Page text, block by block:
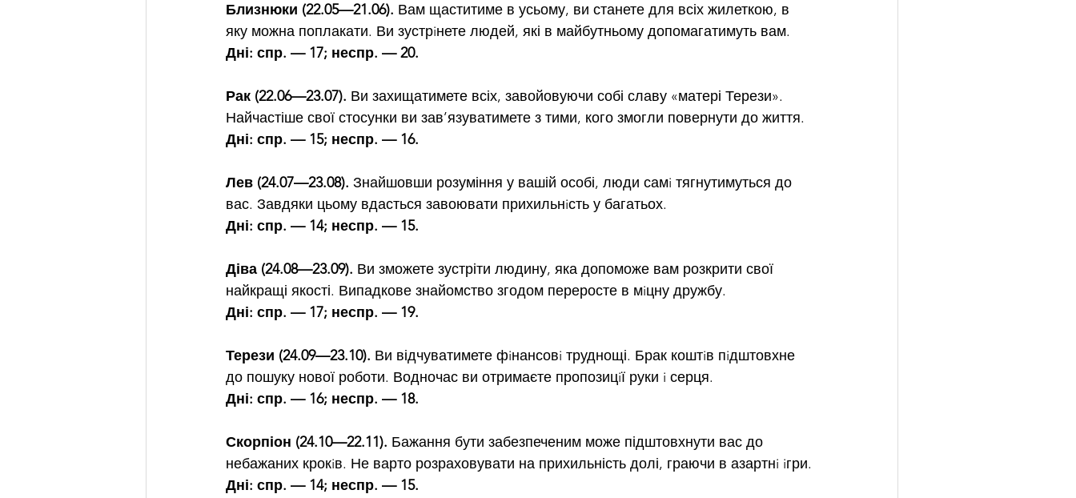
Близнюки (22.05—21.06). Вам щаститиме в усьому, ви станете для всіх жилеткою, в
яку можна поплакати. Ви зустрiнете людей, які в майбутньому допомагатимуть вам.
Дні: спр. — 17; неспр. — 20.
Рак (22.06—23.07). Ви захищатимете всіх, завойовуючи собі славу «матері Терези».
Найчастіше свої стосунки ви зав’язуватимете з тими, кого змогли повернути до життя.
Дні: спр. — 15; неспр. — 16.
Лев (24.07—23.08). Знайшовши розуміння у вашій особі, люди самi тягнутимуться до
вас. Завдяки цьому вдасться завоювати прихильнiсть у багатьох.
Дні: спр. — 14; неспр. — 15.
Діва (24.08—23.09). Ви зможете зустріти людину, яка допоможе вам розкрити свої
найкращі якості. Випадкове знайомство згодом переросте в мiцну дружбу.
Дні: спр. — 17; неспр. — 19.
Терези (24.09—23.10). Ви відчуватимете фiнансовi труднощі. Брак коштiв пiдштовхне
до пошуку нової роботи. Водночас ви отримаєте пропозицiї руки i серця.
Дні: спр. — 16; неспр. — 18.
Скорпіон (24.10—22.11). Бажання бути забезпеченим може підштовхнути вас до
небажаних крокiв. Не варто розраховувати на прихильність долі, граючи в азартнi iгри.
Дні: спр. — 14; неспр. — 15.